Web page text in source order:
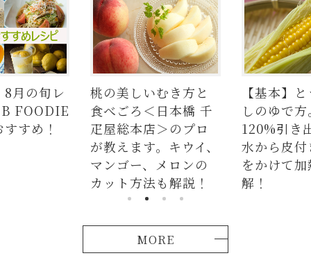
月の旬レ
FOODIE
すめ！
桃の美しいむき方と
食べごろ＜日本橋 千
疋屋総本店＞のプロ
が教えます。キウイ、
マンゴー、メロンの
カット方法も解説！
【基本】
しのゆで
120%引き
水から皮
をかけて
解！
MORE